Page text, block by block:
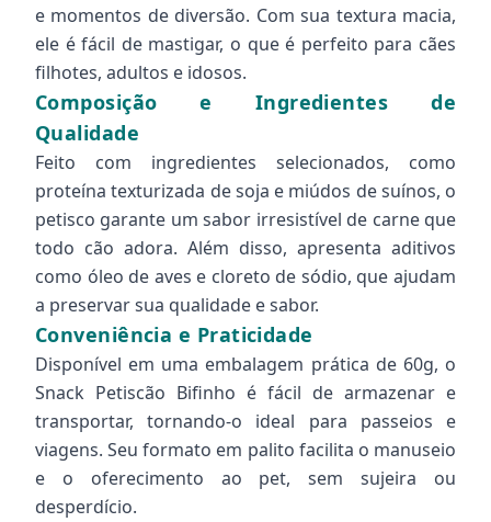
e momentos de diversão. Com sua textura macia,
ele é fácil de mastigar, o que é perfeito para cães
filhotes, adultos e idosos.
Composição e Ingredientes de
Qualidade
Feito com ingredientes selecionados, como
proteína texturizada de soja e miúdos de suínos, o
petisco garante um sabor irresistível de carne que
todo cão adora. Além disso, apresenta aditivos
como óleo de aves e cloreto de sódio, que ajudam
a preservar sua qualidade e sabor.
Conveniência e Praticidade
Disponível em uma embalagem prática de 60g, o
Snack Petiscão Bifinho é fácil de armazenar e
transportar, tornando-o ideal para passeios e
viagens. Seu formato em palito facilita o manuseio
e o oferecimento ao pet, sem sujeira ou
desperdício.